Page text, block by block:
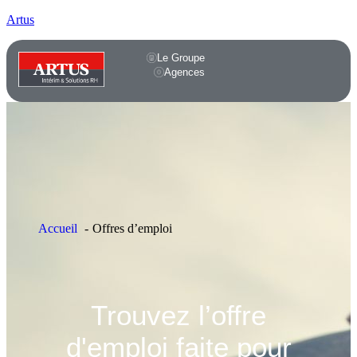
Artus
Le Groupe
Agences
Accueil Offres d’emploi
Trouvez l’offre
d'emploi faite pour